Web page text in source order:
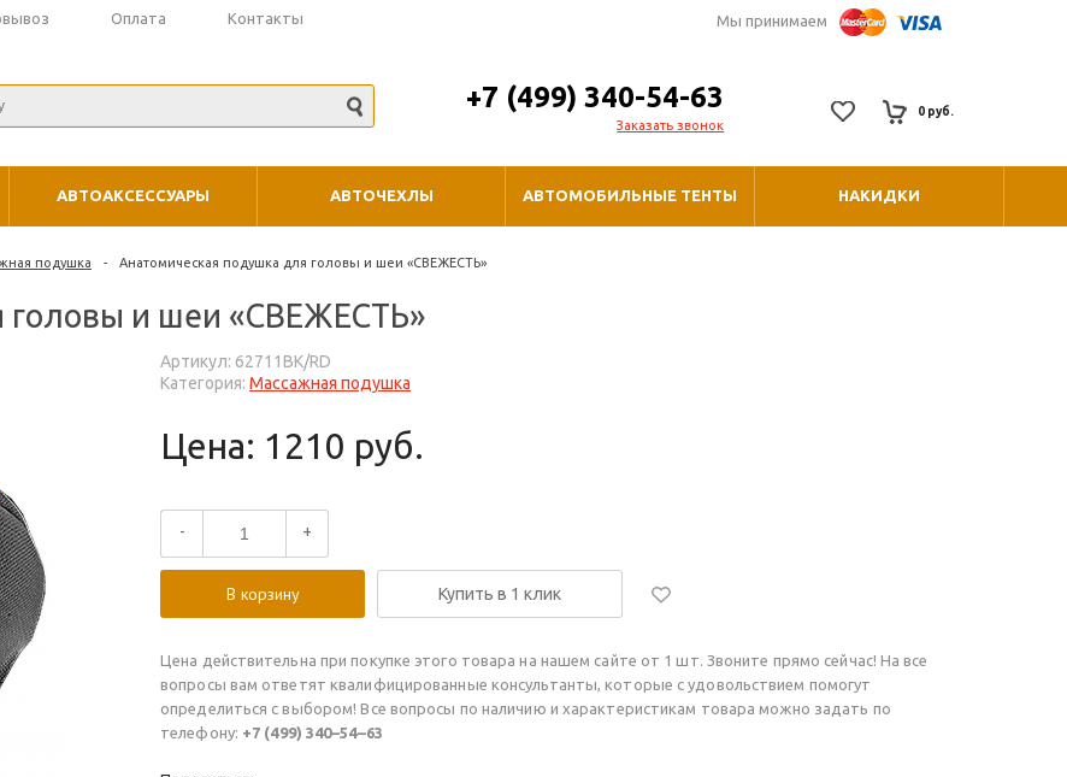
Оплата Контакты Мы принимаем
+7 (499) 340-54-63
Заказать звонок
0 руб.
АВТОАКСЕССУАРЫ АВТОЧЕХЛЫ АВТОМОБИЛЬНЫЕ ТЕНТЫ НАКИДКИ
подушка - Анатомическая подушка для головы и шеи «СВЕЖЕСТЬ»
головы и шеи «СВЕЖЕСТЬ»
Артикул: 62711BK/RD
Категория: Массажная подушка
Цена: 1210 руб.
- +
В корзину Купить в 1 клик
Цена действительна при покупке этого товара на нашем сайте от 1 шт. Звоните прямо сейчас! На все
вопросы вам ответят квалифицированные консультанты, которые с удовольствием помогут
определиться с выбором! Все вопросы по наличию и характеристикам товара можно задать по
телефону: +7 (499) 340–54–63